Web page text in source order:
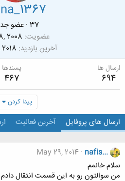
عضو · 37
عضویت 2008
آخرین بازدید
ارسال ها
694
پسندها
467
پیدا کردن
ارسال های پروفایل آخرین فعالیت
nafis...
May 29, 2014
سلام خانمم
من سوالتون رو به این قسمت انتقال دادم